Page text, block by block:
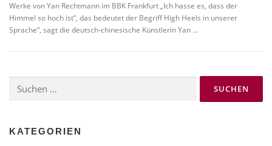
Werke von Yan Rechtmann im BBK Frankfurt „Ich hasse es, dass der
Himmel so hoch ist“, das bedeutet der Begriff High Heels in unserer
Sprache“, sagt die deutsch-chinesische Künstlerin Yan …
nach:
KATEGORIEN